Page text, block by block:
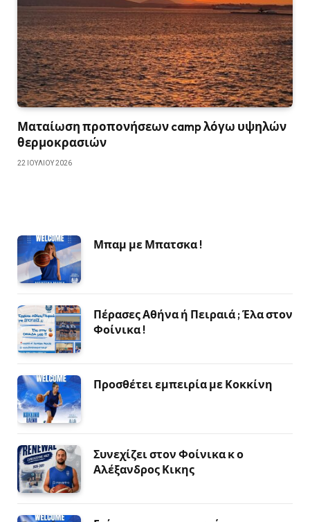
Ματαίωση προπονήσεων camp λόγω υψηλών
θερμοκρασιών
22 ΙΟΥΛΊΟΥ 2026
Μπαμ με Μπατσκα !
Πέρασες Αθήνα ή Πειραιά ; Έλα στον
Φοίνικα !
Προσθέτει εμπειρία με Κοκκίνη
Συνεχίζει στον Φοίνικα κ ο
Αλέξανδρος Κικης